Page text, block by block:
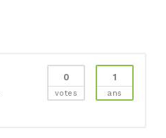
0
votes
1
ans